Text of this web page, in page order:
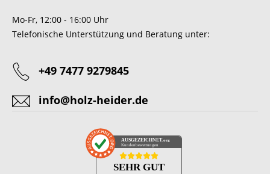
Mo-Fr, 12:00 - 16:00 Uhr
Telefonische Unterstützung und Beratung unter:
+49 7477 9279845
info@holz-heider.de
AUSGEZEICHNET .org
Kundenbewertungen
SEHR GUT